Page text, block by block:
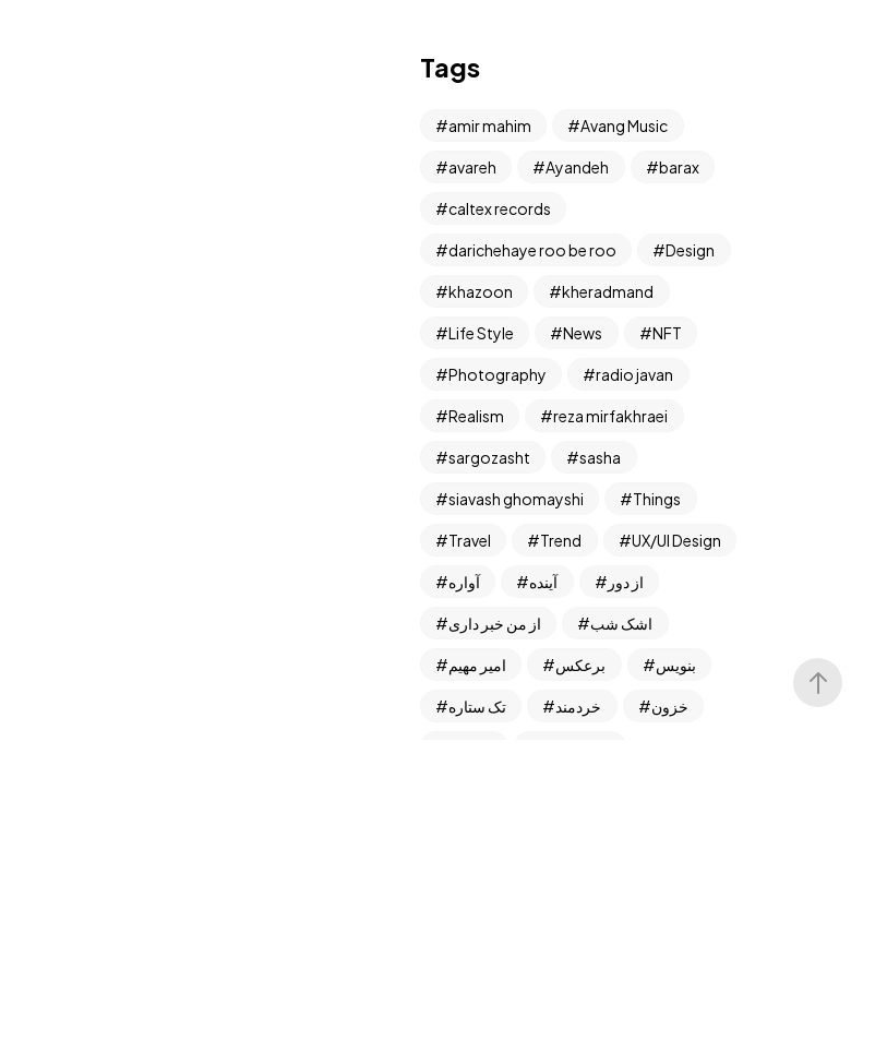
Tags
amir mahim Avang Music
avareh Ayandeh barax
caltex records
darichehaye roo be roo Design
khazoon kheradmand
Life Style News NFT
Photography radio javan
Realism reza mirfakhraei
sargozasht sasha
siavash ghomayshi Things
Travel Trend UX/UI Design
آواره آینده از دور
از من خبر داری اشک شب
امیر مهیم برعکس بنویس
تک ستاره خردمند خزون